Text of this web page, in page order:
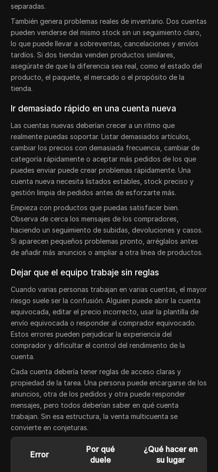
separadas.
También genera problemas reales de inventario. Dos cuentas
pueden venderse del mismo stock sin un seguimiento claro,
lo que puede llevar a sobreventas, cancelaciones y envíos
tardíos. Si dos tiendas venden productos similares,
asegúrate de que la diferencia sea real, como el estado del
producto, el paquete, el mercado o el propósito de la
tienda.
Ir demasiado rápido en una cuenta nueva
Las cuentas nuevas deberían crecer a un ritmo que
realmente puedas soportar. Listar demasiados artículos,
cambiar los precios con demasiada frecuencia, cambiar de
categoría rápidamente o aceptar más pedidos de los que
puedes enviar puede crear problemas rápidamente. Una
cuenta nueva necesita listados estables, stock preciso y
gestión limpia de pedidos antes de esforzarte más.
Empieza con productos que puedas satisfacer bien.
Observa de cerca los mensajes de los compradores,
haciendo un seguimiento de subidas, devoluciones y casos.
Si aparecen pequeños problemas pronto, arréglalos antes
de añadir más anuncios o ampliar a otra línea de productos.
Dejar que el equipo trabaje sin reglas
Cuando varias personas trabajan en varias cuentas, el mayor
riesgo suele ser la confusión. Alguien puede abrir la cuenta
equivocada, editar el precio incorrecto, usar la plantilla de
envío equivocada o responder al comprador equivocado.
Estos errores pueden perjudicar la experiencia del
comprador y dificultar el control del rendimiento de la
cuenta.
Cada cuenta debería tener reglas de acceso claras y
propiedad de la tarea. Una persona puede encargarse de los
anuncios, otra de los pedidos y otra puede responder
mensajes, pero todos deberían saber en qué cuenta
trabajan. Sin esa estructura, la venta multicuenta se
convierte en conjeturas.
Error
Por qué
duele
¿Qué hacer en
su lugar